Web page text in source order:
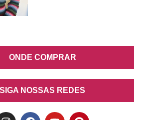
ONDE COMPRAR
SIGA NOSSAS REDES